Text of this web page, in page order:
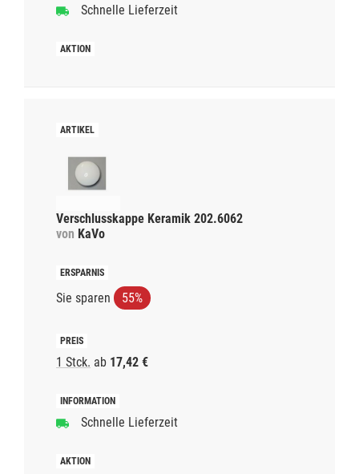
Schnelle Lieferzeit
Verschlusskappe Keramik 202.6062
von KaVo
Sie sparen 55%
1 Stck. ab 17,42 €
Schnelle Lieferzeit